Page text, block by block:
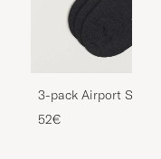
3-pack Airport
Melange
52€